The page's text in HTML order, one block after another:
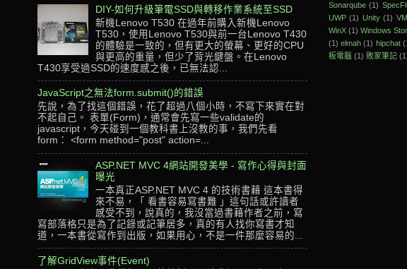
DIY-如何升級筆電SSD與轉移作業系統至SSD
新機Lenovo T530 在過年前購入新機Lenovo
T530，使用Lenovo T530與前一台Lenovo T430
的體驗是一致的，但有更大的螢幕、更好的CPU
與更高的重量，但少了背光鍵盤。在Lenovo
T430享受過SSD的速度感之後，已無法認...
JavaScript之無法form.submit()的錯誤
先說，為了找這個錯誤，花了超過八個小時，不寫下來實在對
不起自己。 表單(Form)，通常會先寫一些validate的
javascript，今天碰到一個教科書上沒教的事，我們先看
form： <form method="post" action=...
ASP.NET MVC 4網站開發美學 - 寫作心得與封面
曝光
一本真正ASP.NET MVC 4 的技術書藉 這本書得
來不易，「 看書容易寫書難 」這句話或許讀者
感受不到，說真的，我沒當過書藉作者之前，寫
寫部落格只是為了記錄或記筆居多，真的有人找你寫書才知
道，一本書從寫作到出版，如果用心，不是一件那麼容易的...
了解GridView事件(Event)
Sonarqube (1)
UWP (1) Unity (1)
WinX (1) Windows
(1) elmah (1) hipchat
板電腦 (1) 敗家筆記